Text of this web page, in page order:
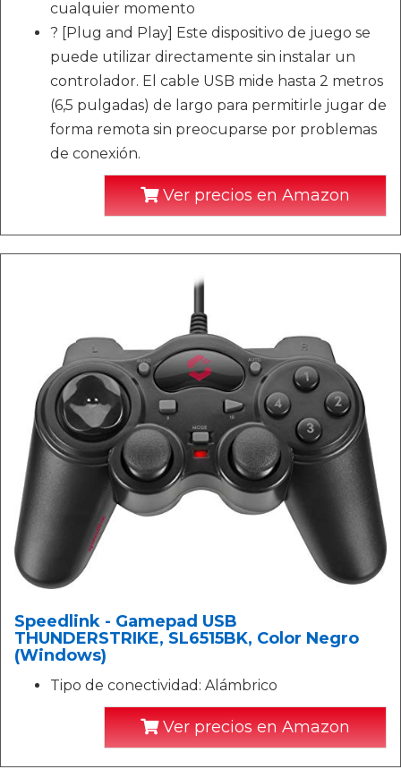
cualquier momento
? [Plug and Play] Este dispositivo de juego se
puede utilizar directamente sin instalar un
controlador. El cable USB mide hasta 2 metros
(6,5 pulgadas) de largo para permitirle jugar de
forma remota sin preocuparse por problemas
de conexión.
Ver precios en Amazon
Speedlink - Gamepad USB
THUNDERSTRIKE, SL6515BK, Color Negro
(Windows)
Tipo de conectividad: Alámbrico
Ver precios en Amazon